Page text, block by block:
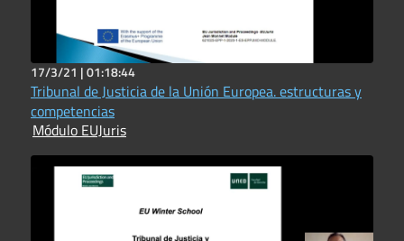
17/3/21 |01:18:44
Tribunal de Justicia de la Unión Europea. estructuras y
competencias
Módulo EUJuris